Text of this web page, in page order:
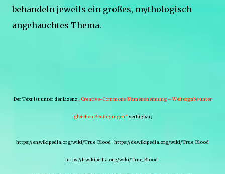
behandeln jeweils ein großes, mythologisch
angehauchtes Thema.
Der Text ist unter der Lizenz „Creative-Commons Namensnennung – Weitergabe unter
gleichen Bedingungen“verfügbar;
https://en.wikipedia.org/wiki/True_Blood https://de.wikipedia.org/wiki/True_Blood
https://fr.wikipedia.org/wiki/True_Blood